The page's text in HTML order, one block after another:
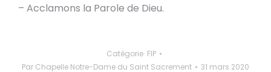
– Acclamons la Parole de Dieu.
Catégorie FIP
Par Chapelle Notre-Dame du Saint Sacrement 31 mars 2020